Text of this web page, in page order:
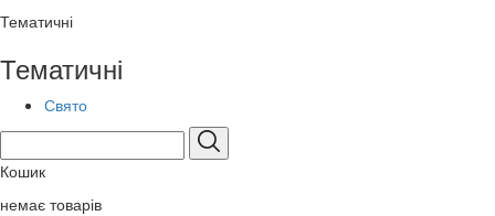
Тематичні
Тематичні
Свято
Кошик
немає товарів